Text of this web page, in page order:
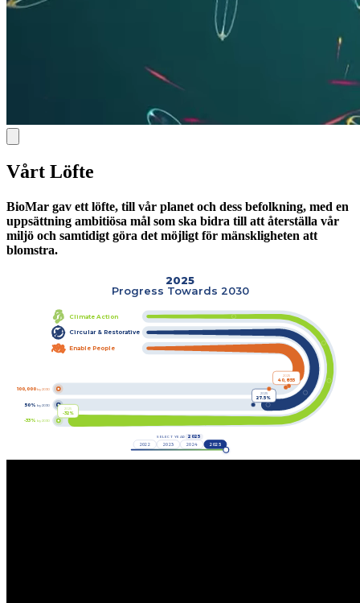
Vårt Löfte
BioMar gav ett löfte, till vår planet och dess befolkning, med en
uppsättning ambitiösa mål som ska bidra till att återställa vår
miljö och samtidigt göra det möjligt för mänskligheten att
blomstra.